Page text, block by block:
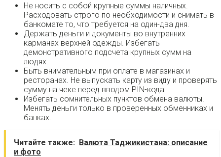
Не носить с собой крупные суммы наличных.
Расходовать строго по необходимости и снимать в
банкомате то, что требуется на один-два дня.
Держать деньги и документы во внутренних
карманах верхней одежды. Избегать
демонстративного подсчета крупных сумм на
людях.
Быть внимательным при оплате в магазинах и
ресторанах. Не выпускать карту из виду и проверять
сумму на чеке перед вводом PIN-кода.
Избегать сомнительных пунктов обмена валюты.
Менять деньги только в проверенных обменниках и
банках.
Читайте также: Валюта Таджикистана: описание
и фото